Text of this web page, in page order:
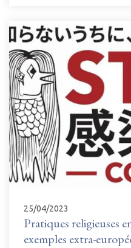
25/04/2023
Pratiques religieuses
exemples extra-